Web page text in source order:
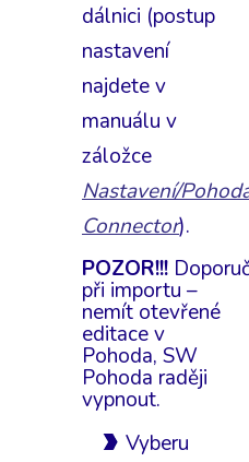
dálnici (postup
nastavení
najdete v
manuálu v
záložce
Nastavení/
Connector).
POZOR!!!
při importu –
nemít otevřené
editace v
Pohoda, SW
Pohoda raději
vypnout.
Vyberu